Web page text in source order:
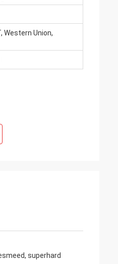
Western Union,
superhard